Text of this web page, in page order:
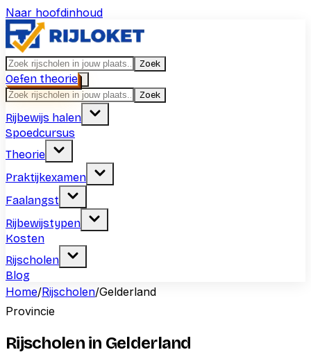
Naar hoofdinhoud
Zoek
Oefen theorie
Zoek
Rijbewijs halen
Spoedcursus
Theorie
Praktijkexamen
Faalangst
Rijbewijstypen
Kosten
Rijscholen
Blog
Home/Rijscholen/Gelderland
Provincie
Rijscholen in Gelderland